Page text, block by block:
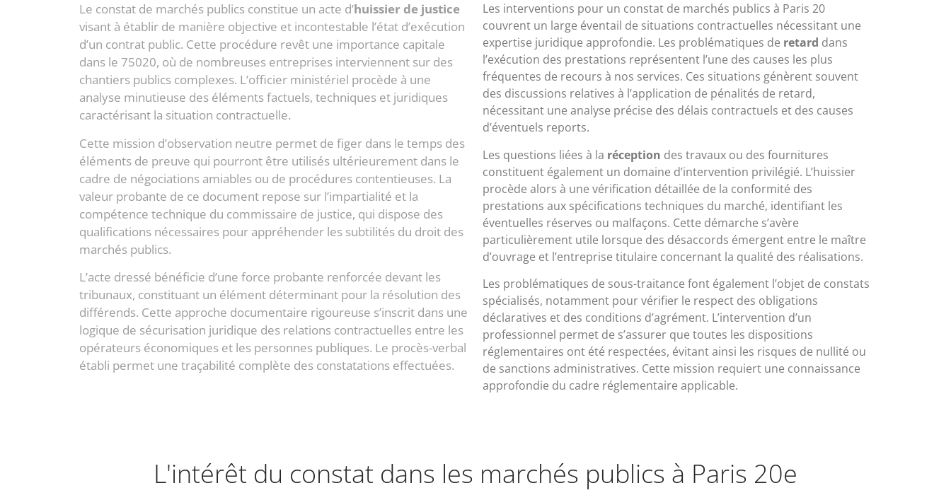
Le constat de marchés publics constitue un acte d’huissier de justice
visant à établir de manière objective et incontestable l’état d’exécution
d’un contrat public. Cette procédure revêt une importance capitale
dans le 75020, où de nombreuses entreprises interviennent sur des
chantiers publics complexes. L’officier ministériel procède à une
analyse minutieuse des éléments factuels, techniques et juridiques
caractérisant la situation contractuelle.
Cette mission d’observation neutre permet de figer dans le temps des
éléments de preuve qui pourront être utilisés ultérieurement dans le
cadre de négociations amiables ou de procédures contentieuses. La
valeur probante de ce document repose sur l’impartialité et la
compétence technique du commissaire de justice, qui dispose des
qualifications nécessaires pour appréhender les subtilités du droit des
marchés publics.
L’acte dressé bénéficie d’une force probante renforcée devant les
tribunaux, constituant un élément déterminant pour la résolution des
différends. Cette approche documentaire rigoureuse s’inscrit dans une
logique de sécurisation juridique des relations contractuelles entre les
opérateurs économiques et les personnes publiques. Le procès-verbal
établi permet une traçabilité complète des constatations effectuées.
Les interventions pour un constat de marchés publics à Paris 20
couvrent un large éventail de situations contractuelles nécessitant une
expertise juridique approfondie. Les problématiques de retard dans
l’exécution des prestations représentent l’une des causes les plus
fréquentes de recours à nos services. Ces situations génèrent souvent
des discussions relatives à l’application de pénalités de retard,
nécessitant une analyse précise des délais contractuels et des causes
d’éventuels reports.
Les questions liées à la réception des travaux ou des fournitures
constituent également un domaine d’intervention privilégié. L’huissier
procède alors à une vérification détaillée de la conformité des
prestations aux spécifications techniques du marché, identifiant les
éventuelles réserves ou malfaçons. Cette démarche s’avère
particulièrement utile lorsque des désaccords émergent entre le maître
d’ouvrage et l’entreprise titulaire concernant la qualité des réalisations.
Les problématiques de sous-traitance font également l’objet de constats
spécialisés, notamment pour vérifier le respect des obligations
déclaratives et des conditions d’agrément. L’intervention d’un
professionnel permet de s’assurer que toutes les dispositions
réglementaires ont été respectées, évitant ainsi les risques de nullité ou
de sanctions administratives. Cette mission requiert une connaissance
approfondie du cadre réglementaire applicable.
L'intérêt du constat dans les marchés publics à Paris 20e